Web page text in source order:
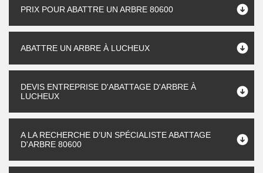
PRIX POUR ABATTRE UN ARBRE 80600
ABATTRE UN ARBRE À LUCHEUX
DEVIS ENTREPRISE D'ABATTAGE D'ARBRE À
LUCHEUX
A LA RECHERCHE D’UN SPÉCIALISTE ABATTAGE
D'ARBRE 80600